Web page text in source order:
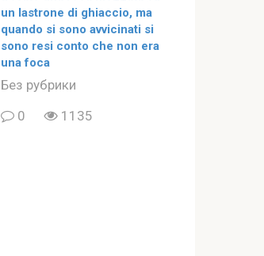
un lastrone di ghiaccio, ma
quando si sono avvicinati si
sono resi conto che non era
una foca
Без рубрики
0
1135